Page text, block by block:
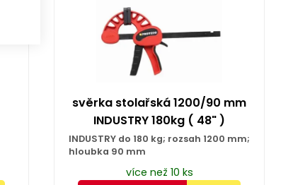
svěrka stolařská 1200/90 mm
INDUSTRY 180kg ( 48" )
INDUSTRY do 180 kg; rozsah 1200 mm;
hloubka 90 mm
více než 10 ks